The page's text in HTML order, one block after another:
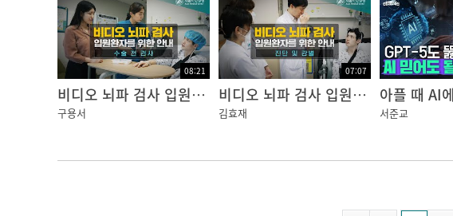
08:21
비디오 뇌파 검사 입원환자를 위한 안내 - 수술전 검사
구용서
07:07
비디오 뇌파 검사 입원환자를 위한 안내 - 진단 및 감별
김효재 서준교